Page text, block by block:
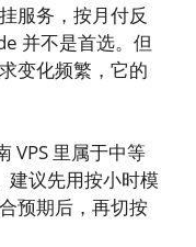
服务，按月付反
并不是首选。但
变化频繁，它的
VPS 里属于中等
建议先用按小时模
预期后，再切按